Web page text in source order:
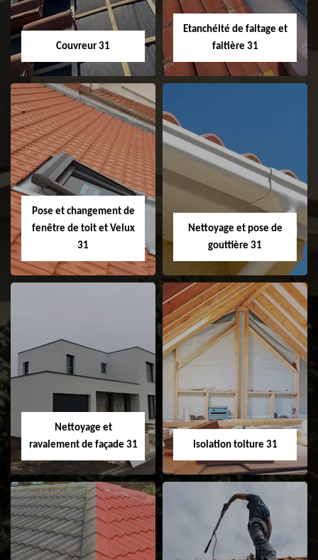
Couvreur 31
Couvreur 31
Etanchéité de faitage et
faitière 31
Etanchéité de
faitage et faitière
31
Pose et changement de
fenêtre de toit et Velux
31
Pose et
changement de
fenêtre de toit et
Velux 31
Nettoyage et pose de
gouttière 31
Nettoyage et pose
Nettoyage et
ravalement de façade 31
Nettoyage et
Isolation toiture 31
Isolation toiture 31